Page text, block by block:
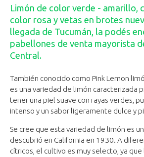
Limón de color verde - amarillo,
color rosa y vetas en brotes
llegada de Tucumán, la podés
pabellones de venta mayorista
Central.
También conocido como Pink Lemon
es una variedad de limón caracterizada
tener una piel suave con rayas verdes,
intenso y un sabor ligeramente dulce y
Se cree que esta variedad de limón es
descubrió en California en 1930. A
cítricos, el cultivo es muy selecto, ya